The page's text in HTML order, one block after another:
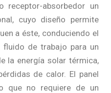
receptor-absorbedor un
cuyo diseño permite
a éste, conduciendo el
de trabajo para un
la energía solar térmica,
de calor. El panel
que no requiere de un